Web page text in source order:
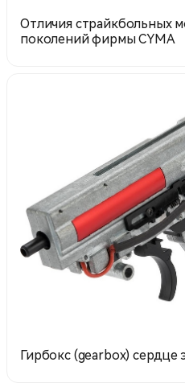
Отличия страйкбольных
поколений фирмы CYMA
Гирбокс (gearbox) сердце